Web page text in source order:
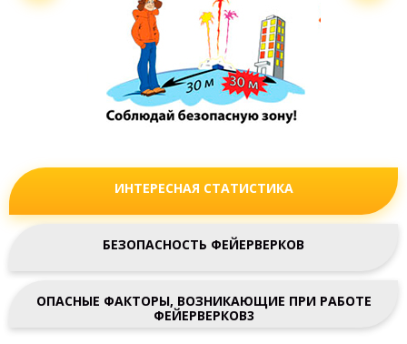
ИНТЕРЕСНАЯ СТАТИСТИКА
БЕЗОПАСНОСТЬ ФЕЙЕРВЕРКОВ
ОПАСНЫЕ ФАКТОРЫ, ВОЗНИКАЮЩИЕ ПРИ РАБОТЕ
ФЕЙЕРВЕРКОВ3